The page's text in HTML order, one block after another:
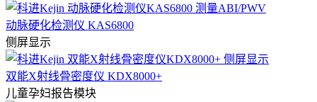
动脉硬化检测仪 KAS6800
侧屏显示
双能X射线骨密度仪 KDX8000+
儿童孕妇报告模块